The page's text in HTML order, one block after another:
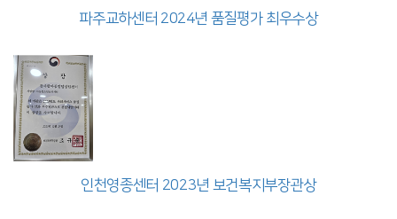
파주교하센터 2024년 품질평가 최우수상
인천영종센터 2023년 보건복지부장관상